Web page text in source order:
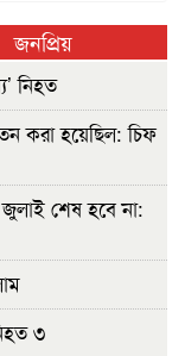
জনপ্রিয়
নিহত
করা হয়েছিল: চিফ
জুলাই শেষ হবে না:
৩